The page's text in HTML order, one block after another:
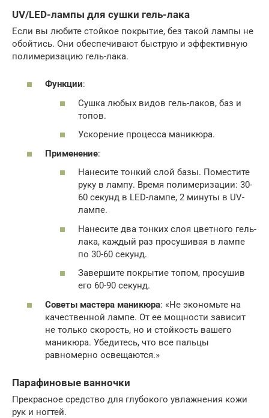
UV/LED-лампы для сушки гель-лака
Если вы любите стойкое покрытие, без такой лампы не
обойтись. Они обеспечивают быструю и эффективную
полимеризацию гель-лака.
Функции:
Сушка любых видов гель-лаков, баз и
топов.
Ускорение процесса маникюра.
Применение:
Нанесите тонкий слой базы. Поместите
руку в лампу. Время полимеризации: 30-
60 секунд в LED-лампе, 2 минуты в UV-
лампе.
Нанесите два тонких слоя цветного гель-
лака, каждый раз просушивая в лампе
по 30-60 секунд.
Завершите покрытие топом, просушив
его 60-90 секунд.
Советы мастера маникюра: «Не экономьте на
качественной лампе. От ее мощности зависит
не только скорость, но и стойкость вашего
маникюра. Убедитесь, что все пальцы
равномерно освещаются.»
Парафиновые ванночки
Прекрасное средство для глубокого увлажнения кожи
рук и ногтей.